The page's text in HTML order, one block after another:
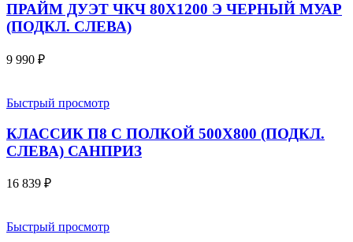
ПРАЙМ ДУЭТ ЧКЧ 80Х1200 Э ЧЕРНЫЙ МУАР
(ПОДКЛ. СЛЕВА)
9 990 ₽
Быстрый просмотр
КЛАССИК П8 С ПОЛКОЙ 500X800 (ПОДКЛ.
СЛЕВА) САНПРИЗ
16 839 ₽
Быстрый просмотр